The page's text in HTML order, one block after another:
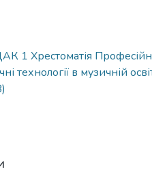
1 Хрестоматія
технології в музичній